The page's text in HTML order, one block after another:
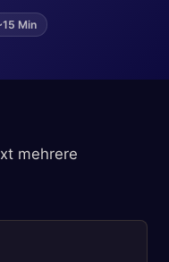
Min
mehrere